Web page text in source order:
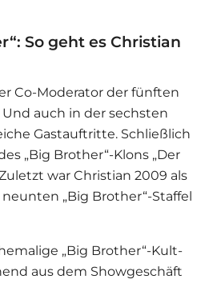
So geht es Christian
Co-Moderator der fünften
Und auch in der sechsten
Gastauftritte. Schließlich
„Big Brother“-Klons „Der
war Christian 2009 als
„Big Brother“-Staffel
„Big Brother“-Kult-
aus dem Showgeschäft